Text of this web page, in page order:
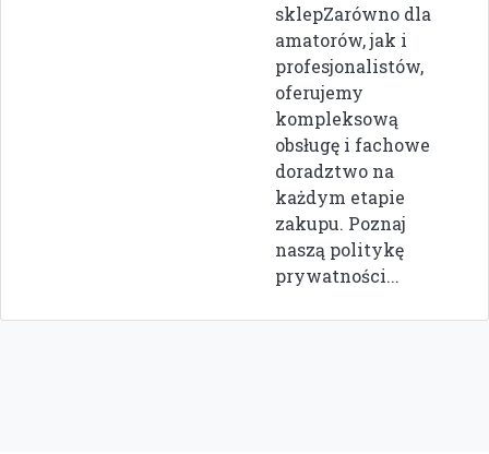
sklepZarówno dla
amatorów, jak i
profesjonalistów,
oferujemy
kompleksową
obsługę i fachowe
doradztwo na
każdym etapie
zakupu. Poznaj
naszą politykę
prywatności...